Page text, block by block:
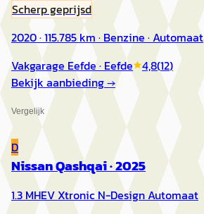
Scherp geprijsd
2020 · 115.785 km · Benzine · Automaat
Vakgarage Eefde· Eefde 4,8(12)
Bekijk aanbieding →
Vergelijk
D
Nissan Qashqai·2025
1.3 MHEV Xtronic N-Design Automaat